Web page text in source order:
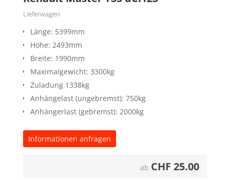
Lieferwagen
Länge: 5399mm
Höhe: 2493mm
Breite: 1990mm
Maximalgewicht: 3300kg
Zuladung 1338kg
Anhängelast (ungebremst): 750kg
Anhängerlast (gebremst): 2000kg
Informationen anfragen
ab CHF 25.00